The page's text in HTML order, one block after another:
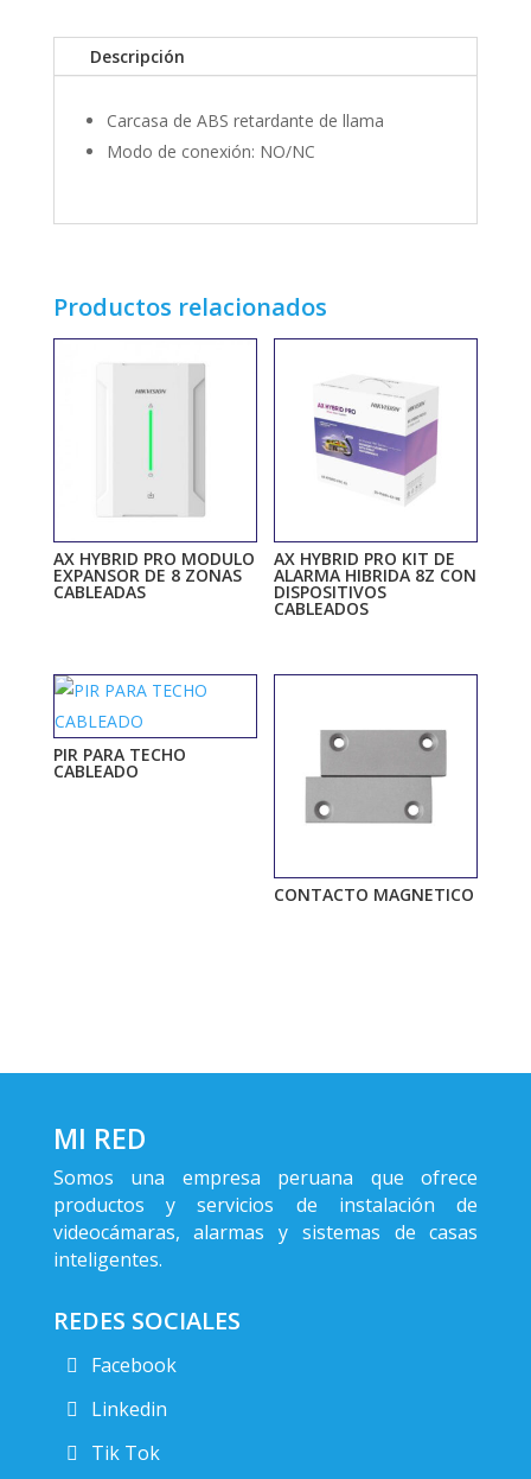
Descripción
Carcasa de ABS retardante de llama
Modo de conexión: NO/NC
Productos relacionados
AX HYBRID PRO MODULO
EXPANSOR DE 8 ZONAS
CABLEADAS
AX HYBRID PRO KIT DE
ALARMA HIBRIDA 8Z CON
DISPOSITIVOS
CABLEADOS
PIR PARA TECHO
CABLEADO
CONTACTO MAGNETICO
MI RED
Somos una empresa peruana que ofrece
productos y servicios de instalación de
videocámaras, alarmas y sistemas de casas
inteligentes.
REDES SOCIALES
Facebook
Linkedin
Tik Tok